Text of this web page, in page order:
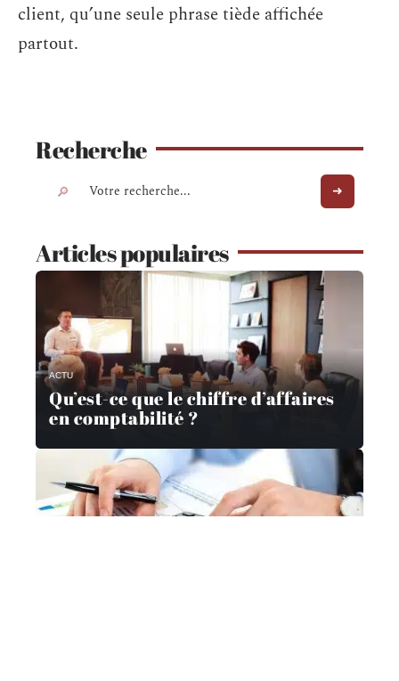
client, qu’une seule phrase tiède affichée
partout.
Recherche
Articles populaires
ACTU
Qu’est-ce que le chiffre d’affaires
en comptabilité ?